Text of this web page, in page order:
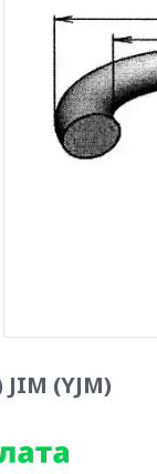
(YJM)